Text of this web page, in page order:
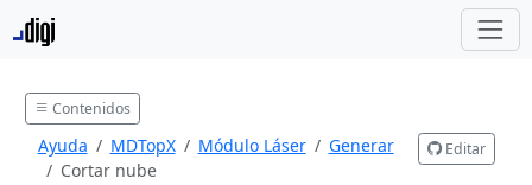
Contenidos
Ayuda MDTopX Módulo Láser
Generar
Cortar nube
Editar